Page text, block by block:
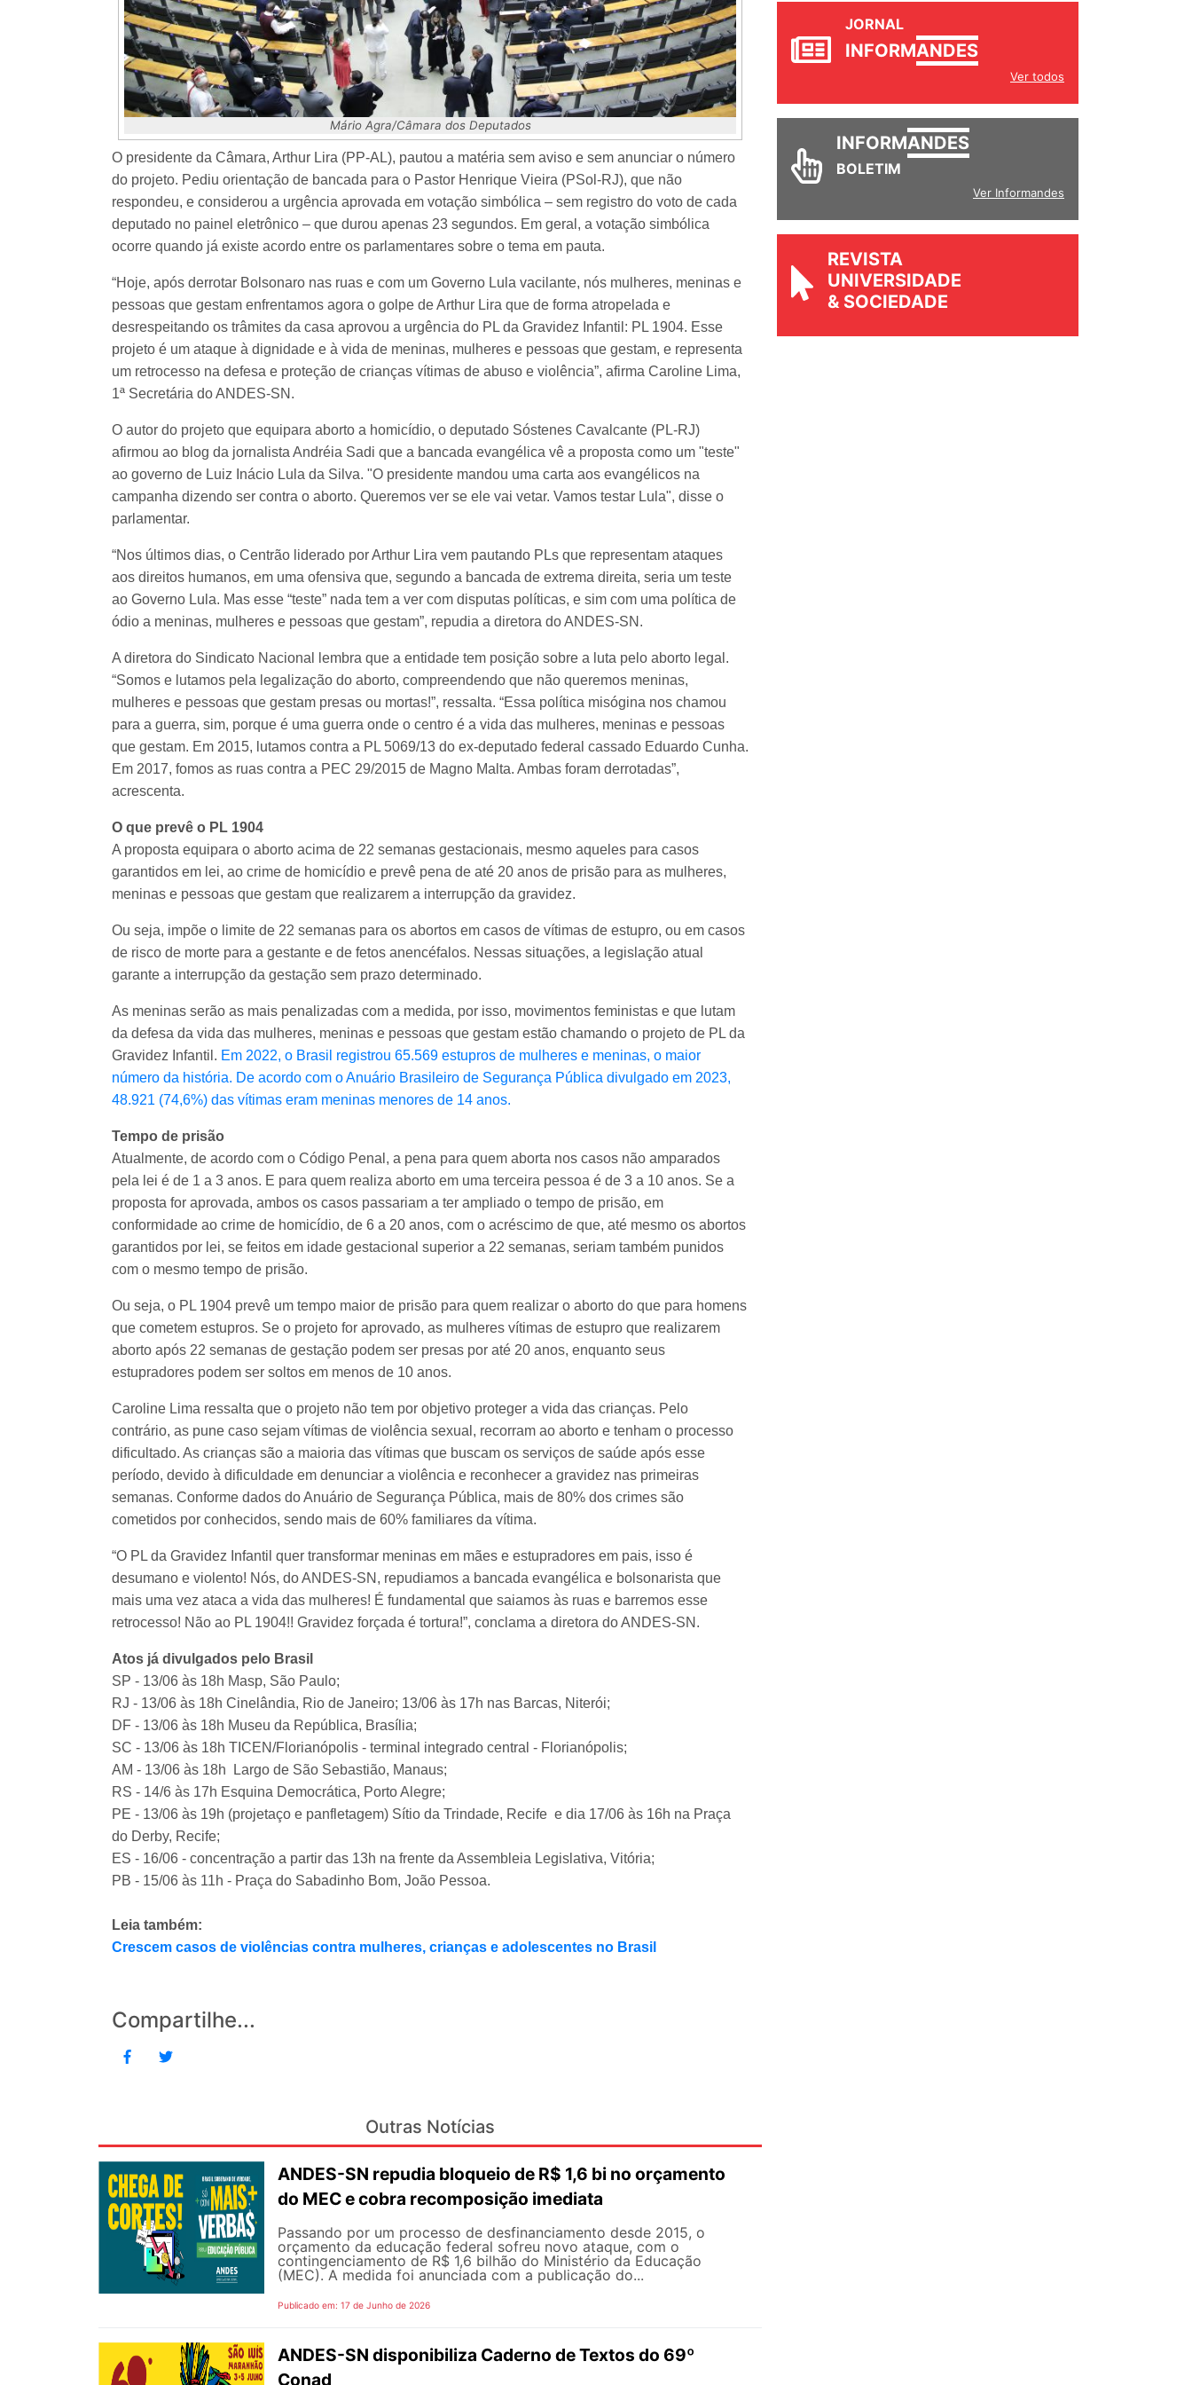
Mário Agra/Câmara dos Deputados
O presidente da Câmara, Arthur Lira (PP-AL), pautou a matéria sem aviso e sem anunciar o número
do projeto. Pediu orientação de bancada para o Pastor Henrique Vieira (PSol-RJ), que não
respondeu, e considerou a urgência aprovada em votação simbólica – sem registro do voto de cada
deputado no painel eletrônico – que durou apenas 23 segundos. Em geral, a votação simbólica
ocorre quando já existe acordo entre os parlamentares sobre o tema em pauta.
“Hoje, após derrotar Bolsonaro nas ruas e com um Governo Lula vacilante, nós mulheres, meninas e
pessoas que gestam enfrentamos agora o golpe de Arthur Lira que de forma atropelada e
desrespeitando os trâmites da casa aprovou a urgência do PL da Gravidez Infantil: PL 1904. Esse
projeto é um ataque à dignidade e à vida de meninas, mulheres e pessoas que gestam, e representa
um retrocesso na defesa e proteção de crianças vítimas de abuso e violência”, afirma Caroline Lima,
1ª Secretária do ANDES-SN.
O autor do projeto que equipara aborto a homicídio, o deputado Sóstenes Cavalcante (PL-RJ)
afirmou ao blog da jornalista Andréia Sadi que a bancada evangélica vê a proposta como um "teste"
ao governo de Luiz Inácio Lula da Silva. "O presidente mandou uma carta aos evangélicos na
campanha dizendo ser contra o aborto. Queremos ver se ele vai vetar. Vamos testar Lula", disse o
parlamentar.
“Nos últimos dias, o Centrão liderado por Arthur Lira vem pautando PLs que representam ataques
aos direitos humanos, em uma ofensiva que, segundo a bancada de extrema direita, seria um teste
ao Governo Lula. Mas esse “teste” nada tem a ver com disputas políticas, e sim com uma política de
ódio a meninas, mulheres e pessoas que gestam”, repudia a diretora do ANDES-SN.
A diretora do Sindicato Nacional lembra que a entidade tem posição sobre a luta pelo aborto legal.
“Somos e lutamos pela legalização do aborto, compreendendo que não queremos meninas,
mulheres e pessoas que gestam presas ou mortas!”, ressalta. “Essa política misógina nos chamou
para a guerra, sim, porque é uma guerra onde o centro é a vida das mulheres, meninas e pessoas
que gestam. Em 2015, lutamos contra a PL 5069/13 do ex-deputado federal cassado Eduardo Cunha.
Em 2017, fomos as ruas contra a PEC 29/2015 de Magno Malta. Ambas foram derrotadas”,
acrescenta.
O que prevê o PL 1904
A proposta equipara o aborto acima de 22 semanas gestacionais, mesmo aqueles para casos
garantidos em lei, ao crime de homicídio e prevê pena de até 20 anos de prisão para as mulheres,
meninas e pessoas que gestam que realizarem a interrupção da gravidez.
Ou seja, impõe o limite de 22 semanas para os abortos em casos de vítimas de estupro, ou em casos
de risco de morte para a gestante e de fetos anencéfalos. Nessas situações, a legislação atual
garante a interrupção da gestação sem prazo determinado.
As meninas serão as mais penalizadas com a medida, por isso, movimentos feministas e que lutam
da defesa da vida das mulheres, meninas e pessoas que gestam estão chamando o projeto de PL da
Gravidez Infantil. Em 2022, o Brasil registrou 65.569 estupros de mulheres e meninas, o maior
número da história. De acordo com o Anuário Brasileiro de Segurança Pública divulgado em 2023,
48.921 (74,6%) das vítimas eram meninas menores de 14 anos.
Tempo de prisão
Atualmente, de acordo com o Código Penal, a pena para quem aborta nos casos não amparados
pela lei é de 1 a 3 anos. E para quem realiza aborto em uma terceira pessoa é de 3 a 10 anos. Se a
proposta for aprovada, ambos os casos passariam a ter ampliado o tempo de prisão, em
conformidade ao crime de homicídio, de 6 a 20 anos, com o acréscimo de que, até mesmo os abortos
garantidos por lei, se feitos em idade gestacional superior a 22 semanas, seriam também punidos
com o mesmo tempo de prisão.
Ou seja, o PL 1904 prevê um tempo maior de prisão para quem realizar o aborto do que para homens
que cometem estupros. Se o projeto for aprovado, as mulheres vítimas de estupro que realizarem
aborto após 22 semanas de gestação podem ser presas por até 20 anos, enquanto seus
estupradores podem ser soltos em menos de 10 anos.
Caroline Lima ressalta que o projeto não tem por objetivo proteger a vida das crianças. Pelo
contrário, as pune caso sejam vítimas de violência sexual, recorram ao aborto e tenham o processo
dificultado. As crianças são a maioria das vítimas que buscam os serviços de saúde após esse
período, devido à dificuldade em denunciar a violência e reconhecer a gravidez nas primeiras
semanas. Conforme dados do Anuário de Segurança Pública, mais de 80% dos crimes são
cometidos por conhecidos, sendo mais de 60% familiares da vítima.
“O PL da Gravidez Infantil quer transformar meninas em mães e estupradores em pais, isso é
desumano e violento! Nós, do ANDES-SN, repudiamos a bancada evangélica e bolsonarista que
mais uma vez ataca a vida das mulheres! É fundamental que saiamos às ruas e barremos esse
retrocesso! Não ao PL 1904!! Gravidez forçada é tortura!”, conclama a diretora do ANDES-SN.
Atos já divulgados pelo Brasil
SP - 13/06 às 18h Masp, São Paulo;
RJ - 13/06 às 18h Cinelândia, Rio de Janeiro; 13/06 às 17h nas Barcas, Niterói;
DF - 13/06 às 18h Museu da República, Brasília;
SC - 13/06 às 18h TICEN/Florianópolis - terminal integrado central - Florianópolis;
AM - 13/06 às 18h Largo de São Sebastião, Manaus;
RS - 14/6 às 17h Esquina Democrática, Porto Alegre;
PE - 13/06 às 19h (projetaço e panfletagem) Sítio da Trindade, Recife e dia 17/06 às 16h na Praça
do Derby, Recife;
ES - 16/06 - concentração a partir das 13h na frente da Assembleia Legislativa, Vitória;
PB - 15/06 às 11h - Praça do Sabadinho Bom, João Pessoa.
Leia também:
Crescem casos de violências contra mulheres, crianças e adolescentes no Brasil
Compartilhe...
Outras Notícias
ANDES-SN repudia bloqueio de R$ 1,6 bi no orçamento
do MEC e cobra recomposição imediata
Passando por um processo de desfinanciamento desde 2015, o
orçamento da educação federal sofreu novo ataque, com o
contingenciamento de R$ 1,6 bilhão do Ministério da Educação
(MEC). A medida foi anunciada com a publicação do...
Publicado em: 17 de Junho de 2026
ANDES-SN disponibiliza Caderno de Textos do 69º
Conad
JORNAL
Ver todos
INFORM
Ver Informandes
REVISTA
UNIVERSIDADE